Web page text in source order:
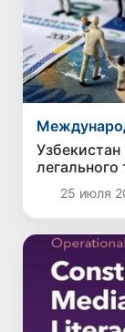
сезонных
25 июля